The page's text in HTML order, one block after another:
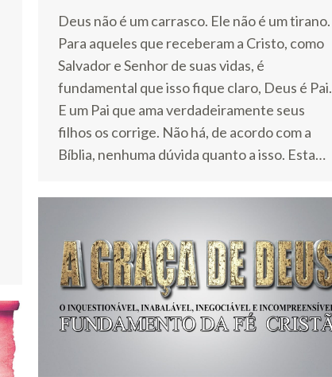
Deus não é um carrasco. Ele não é um tirano.
Para aqueles que receberam a Cristo, como
Salvador e Senhor de suas vidas, é
fundamental que isso fique claro, Deus é Pai.
E um Pai que ama verdadeiramente seus
filhos os corrige. Não há, de acordo com a
Bíblia, nenhuma dúvida quanto a isso. Esta…